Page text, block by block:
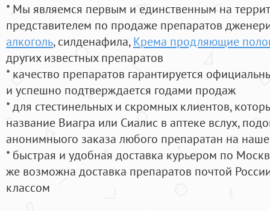
* Мы являемся первым и единственным на
представителем по продаже препаратов
алкоголь, силденафила, Крема продляющие
других известных препаратов
* качество препаратов гарантируется
и успешно подтверждается годами продаж
* для стестинельных и скромных клиентов,
название Виагра или Сиалис в аптеке вслух,
анонимныого заказа любого препаратан на
* быстрая и удобная доставка курьером по
же возможна доставка препаратов почтой
классом